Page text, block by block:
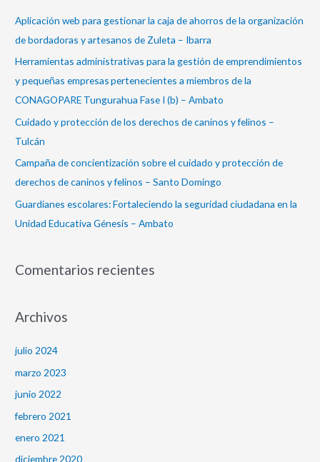
r
Aplicación web para gestionar la caja de ahorros de la organización
de bordadoras y artesanos de Zuleta – Ibarra
Herramientas administrativas para la gestión de emprendimientos
y pequeñas empresas pertenecientes a miembros de la
CONAGOPARE Tungurahua Fase I (b) – Ambato
Cuidado y protección de los derechos de caninos y felinos –
Tulcán
Campaña de concientización sobre el cuidado y protección de
derechos de caninos y felinos – Santo Domingo
Guardianes escolares: Fortaleciendo la seguridad ciudadana en la
Unidad Educativa Génesis – Ambato
Comentarios recientes
Archivos
julio 2024
marzo 2023
junio 2022
febrero 2021
enero 2021
diciembre 2020